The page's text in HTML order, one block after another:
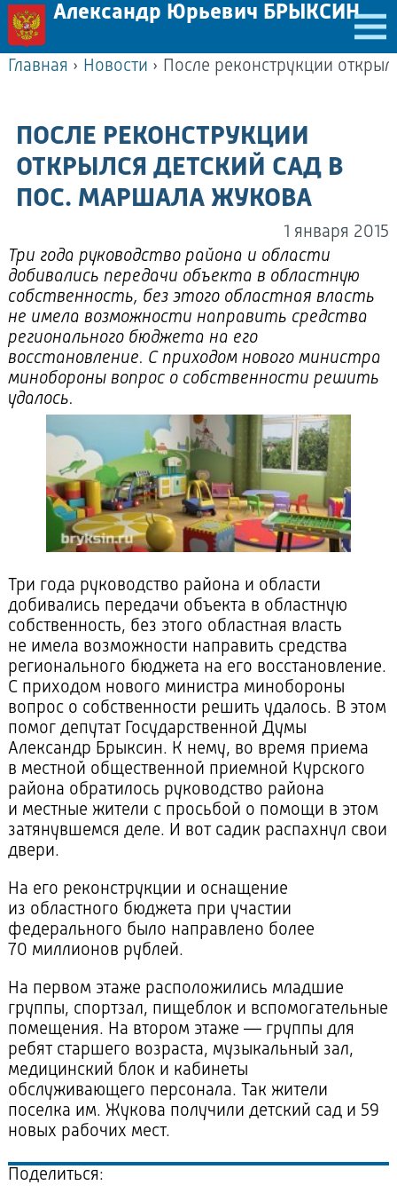
Александр Юрьевич БРЫКСИН
Главная › Новости ›
ПОСЛЕ РЕКОНСТРУКЦИИ
ОТКРЫЛСЯ ДЕТСКИЙ САД В
ПОС. МАРШАЛА ЖУКОВА
1 января 2015
Три года руководство района и области
добивались передачи объекта в областную
собственность, без этого областная власть
не имела возможности направить средства
регионального бюджета на его
восстановление. С приходом нового министра
минобороны вопрос о собственности решить
удалось.
Три года руководство района и области
добивались передачи объекта в областную
собственность, без этого областная власть
не имела возможности направить средства
регионального бюджета на его восстановление.
С приходом нового министра минобороны
вопрос о собственности решить удалось. В этом
помог депутат Государственной Думы
Александр Брыксин. К нему, во время приема
в местной общественной приемной Курского
района обратилось руководство района
и местные жители с просьбой о помощи в этом
затянувшемся деле. И вот садик распахнул свои
двери.
На его реконструкции и оснащение
из областного бюджета при участии
федерального было направлено более
70 миллионов рублей.
На первом этаже расположились младшие
группы, спортзал, пищеблок и вспомогательные
помещения. На втором этаже — группы для
ребят старшего возраста, музыкальный зал,
медицинский блок и кабинеты
обслуживающего персонала. Так жители
поселка им. Жукова получили детский сад и 59
новых рабочих мест.
Поделиться: